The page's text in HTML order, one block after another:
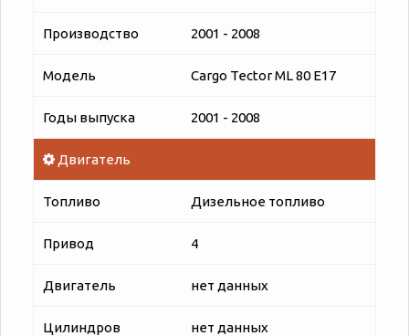
Производство 2001 - 2008
Модель Cargo Tector ML 80 E17
Годы выпуска 2001 - 2008
Двигатель
Топливо Дизельное топливо
Привод 4
Двигатель нет данных
Цилиндров нет данных